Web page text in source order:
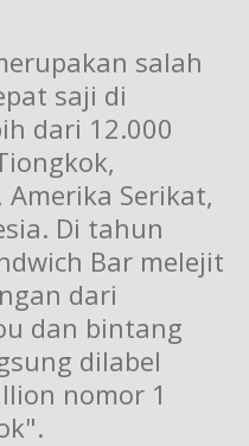
salah
saji di
dari 12.000
Amerika Serikat,
Di tahun
Bar melejit
dari
dan bintang
dilabel
nomor 1